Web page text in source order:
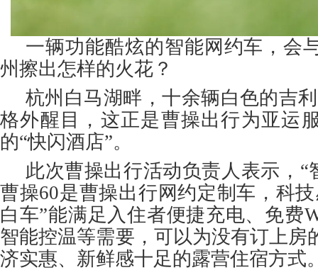
一辆功能酷炫的智能网约车，会
州擦出怎样的火花？
杭州白马湖畔，十余辆白色的吉
格外醒目，这正是曹操出行为亚运
的“快闪酒店”。
此次曹操出行活动负责人表示，“
曹操60是曹操出行网约定制车，科
白车”能满足入住者便捷充电、免费
智能控温等需要，可以为没有订上房
济实惠、新鲜感十足的露营住宿方式